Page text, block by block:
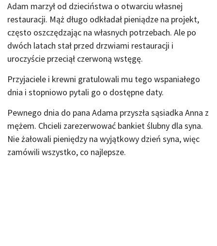
Adam marzył od dzieciństwa o otwarciu własnej
restauracji. Mąż długo odkładał pieniądze na projekt,
często oszczędzając na własnych potrzebach. Ale po
dwóch latach stał przed drzwiami restauracji i
uroczyście przeciął czerwoną wstęgę.
Przyjaciele i krewni gratulowali mu tego wspaniałego
dnia i stopniowo pytali go o dostępne daty.
Pewnego dnia do pana Adama przyszła sąsiadka Anna z
mężem. Chcieli zarezerwować bankiet ślubny dla syna.
Nie żałowali pieniędzy na wyjątkowy dzień syna, więc
zamówili wszystko, co najlepsze.